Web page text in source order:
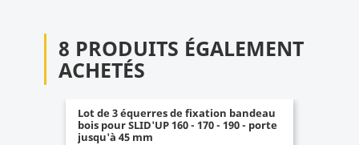
8 PRODUITS ÉGALEMENT
ACHETÉS
Lot de 3 équerres de fixation bandeau
bois pour SLID'UP 160 - 170 - 190 - porte
jusqu'à 45 mm